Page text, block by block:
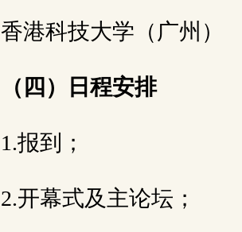
香港科技大学（广州）
（四）日程安排
1.报到；
2.开幕式及主论坛；